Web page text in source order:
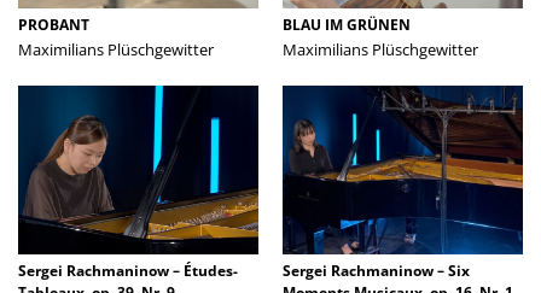
PROBANT
Maximilians Plüschgewitter
BLAU IM GRÜNEN
Maximilians Plüschgewitter
Sergei Rachmaninow – Études-
Sergei Rachmaninow – Six